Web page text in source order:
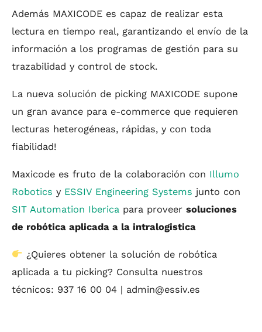
Además MAXICODE es capaz de realizar esta
lectura en tiempo real, garantizando el envío de la
información a los programas de gestión para su
trazabilidad y control de stock.
La nueva solución de picking MAXICODE supone
un gran avance para e-commerce que requieren
lecturas heterogéneas, rápidas, y con toda
fiabilidad!
Maxicode es fruto de la colaboración con Illumo
Robotics y ESSIV Engineering Systems junto con
SIT Automation Iberica para proveer soluciones
de robótica aplicada a la intralogistica
¿Quieres obtener la solución de robótica
aplicada a tu picking? Consulta nuestros
técnicos: 937 16 00 04 | admin@essiv.es